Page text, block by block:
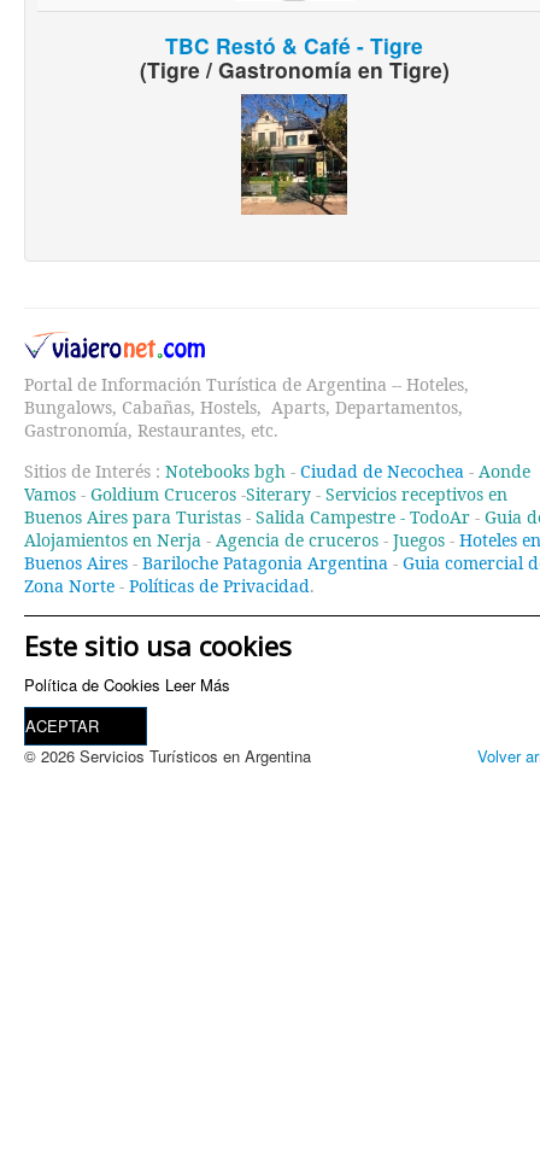
TBC Restó & Café - Tigre
(Tigre / Gastronomía en Tigre)
Portal de Información Turística de Argentina -- Hoteles,
Bungalows, Cabañas, Hostels, Aparts, Departamentos,
Gastronomía, Restaurantes, etc.
Sitios de Interés : Notebooks bgh - Ciudad de Necochea - Aonde
Vamos - Goldium Cruceros -Siterary - Servicios receptivos en
Buenos Aires para Turistas - Salida Campestre - TodoAr - Guia
Alojamientos en Nerja - Agencia de cruceros - Juegos - Hoteles en
Buenos Aires - Bariloche Patagonia Argentina - Guia comercial
Zona Norte - Políticas de Privacidad.
Este sitio usa cookies
Política de Cookies Leer Más
ACEPTAR
Volver
© 2026 Servicios Turísticos en Argentina